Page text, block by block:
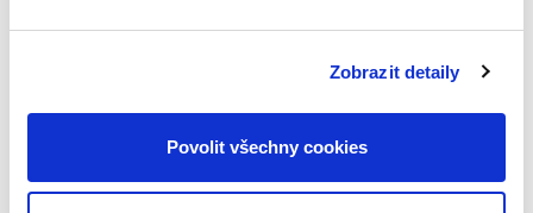
Zobrazit detaily
Povolit všechny cookies
řízení